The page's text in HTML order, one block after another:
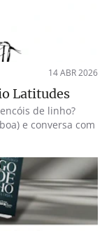
14 ABR 2026
Latitudes
de linho?
e conversa com